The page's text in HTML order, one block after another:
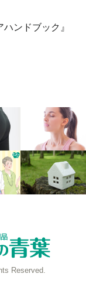
ンドブック』
Reserved.